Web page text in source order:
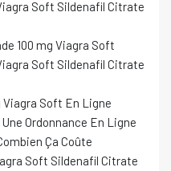
Soft Sildenafil Citrate
100 mg Viagra Soft
Soft Sildenafil Citrate
Viagra Soft En Ligne
Ordonnance En Ligne
Ça Coûte
Soft Sildenafil Citrate